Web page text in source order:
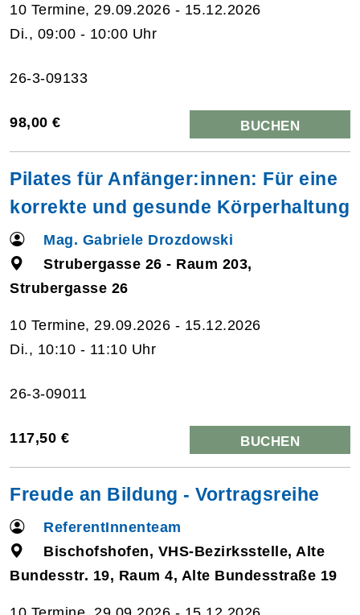
10 Termine, 29.09.2026 - 15.12.2026
Di., 09:00 - 10:00 Uhr
26-3-09133
98,00 € BUCHEN
Pilates für Anfänger:innen: Für eine
korrekte und gesunde Körperhaltung
Mag. Gabriele Drozdowski
Strubergasse 26 - Raum 203,
Strubergasse 26
10 Termine, 29.09.2026 - 15.12.2026
Di., 10:10 - 11:10 Uhr
26-3-09011
117,50 € BUCHEN
Freude an Bildung - Vortragsreihe
ReferentInnenteam
Bischofshofen, VHS-Bezirksstelle, Alte
Bundesstr. 19, Raum 4, Alte Bundesstraße 19